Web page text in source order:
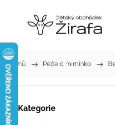
Domů / Péče o miminko /
Kategorie